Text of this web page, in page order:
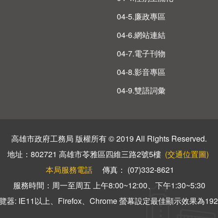
04-5.廉政專區
04-6.網站連結
04-7.電子刊物
04-8.影音專區
04-9.雙語詞彙
高雄市政府工務局 版權所有 © 2019 All Rights Reserved.
地址：802721 高雄市苓雅區四維三路2號5樓 (交通位置圖)
本局服務電話
傳真： (07)332-8621
服務時間：周一至周五 上午8:00~12:00、下午1:30~5:30
器: IE11以上、Firefox、Chrome 螢幕設定最佳顯示效果為